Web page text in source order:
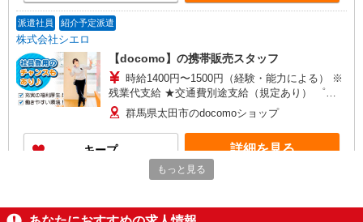
派遣社員 紹介予定派遣
株式会社シエロ
【docomo】の携帯販売スタッフ
時給1400円〜1500円（経験・能力による） ※
残業代支給 ★交通費別途支給（規定あり） ゜
+゜・。○。・゜+゜・。○。・゜+゜ 入社祝い金10
万円支給(規定有) お友達を紹介頂くと, インセンテ
ィブ支給(規定有) ★月2回払い・週払い可能（規程
有）★ ゜・。○。・゜+゜・。○。・゜+゜
群馬県太田市のdocomoショップ
キープ 詳細を見る
もっと見る